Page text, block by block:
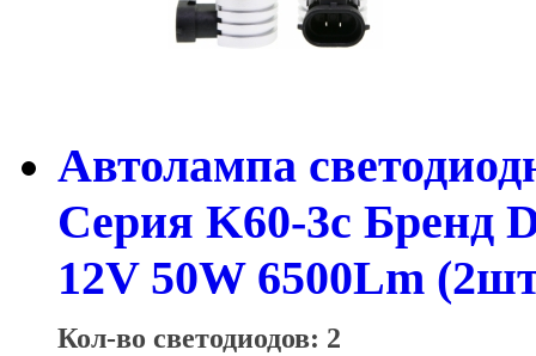
Автолампа
Серия K60-3c Бренд
12V 50W 6500Lm
Кол-во светодиодов: 2